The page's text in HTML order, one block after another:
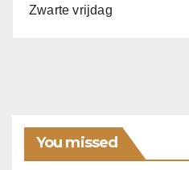
Zwarte vrijdag
You missed